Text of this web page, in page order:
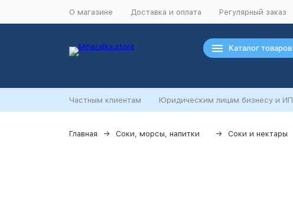
О магазине Доставка и оплата Регулярный заказ
Каталог товаров
Частным клиентам Юридическим лицам бизнесу и ИП
Главная Соки, морсы, напитки Соки и нектары